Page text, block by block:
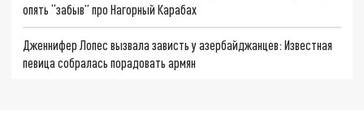
опять “забыв” про Нагорный Карабах
Дженнифер Лопес вызвала зависть у азербайджанцев: Известная
певица собралась порадовать армян